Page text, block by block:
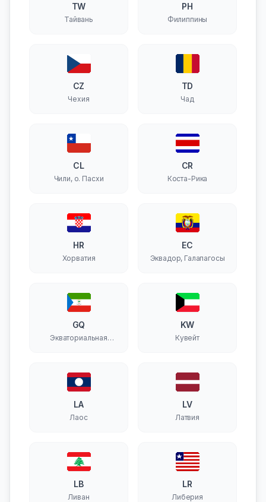
TW
Тайвань
PH
Филиппины
CZ
Чехия
TD
Чад
CL
Чили, о. Пасхи
CR
Коста-Рика
HR
Хорватия
EC
Эквадор, Галапагосы
GQ
Экваториальная
KW
Кувейт
LA
Лаос
LV
Латвия
LB
Ливан
LR
Либерия